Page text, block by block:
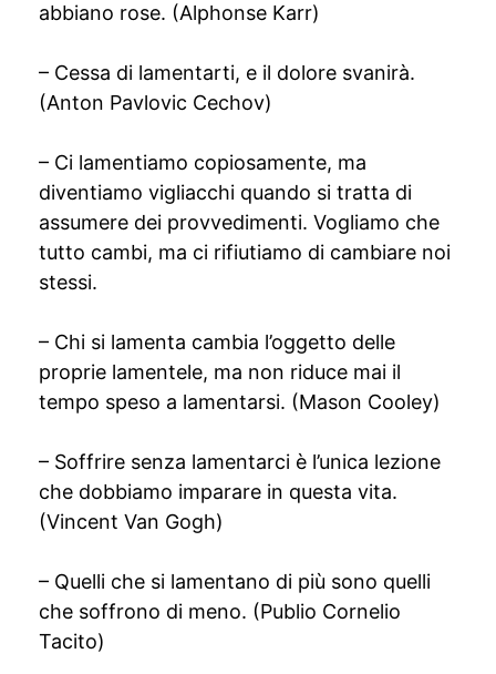
abbiano rose. (Alphonse Karr)
– Cessa di lamentarti, e il dolore svanirà.
(Anton Pavlovic Cechov)
– Ci lamentiamo copiosamente, ma
diventiamo vigliacchi quando si tratta di
assumere dei provvedimenti. Vogliamo che
tutto cambi, ma ci rifiutiamo di cambiare noi
stessi.
– Chi si lamenta cambia l’oggetto delle
proprie lamentele, ma non riduce mai il
tempo speso a lamentarsi. (Mason Cooley)
– Soffrire senza lamentarci è l’unica lezione
che dobbiamo imparare in questa vita.
(Vincent Van Gogh)
– Quelli che si lamentano di più sono quelli
che soffrono di meno. (Publio Cornelio
Tacito)